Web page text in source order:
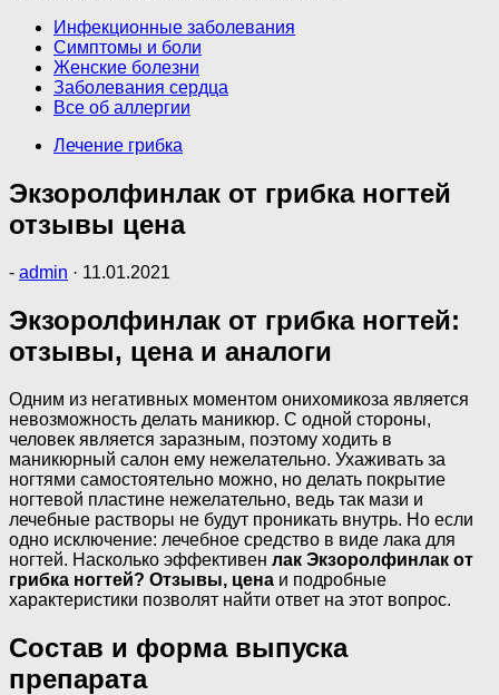
Инфекционные заболевания
Симптомы и боли
Женские болезни
Заболевания сердца
Все об аллергии
Лечение грибка
Экзоролфинлак от грибка ногтей
отзывы цена
- admin · 11.01.2021
Экзоролфинлак от грибка ногтей:
отзывы, цена и аналоги
Одним из негативных моментом онихомикоза является
невозможность делать маникюр. С одной стороны,
человек является заразным, поэтому ходить в
маникюрный салон ему нежелательно. Ухаживать за
ногтями самостоятельно можно, но делать покрытие
ногтевой пластине нежелательно, ведь так мази и
лечебные растворы не будут проникать внутрь. Но если
одно исключение: лечебное средство в виде лака для
ногтей. Насколько эффективен лак Экзоролфинлак от
грибка ногтей? Отзывы, цена и подробные
характеристики позволят найти ответ на этот вопрос.
Состав и форма выпуска
препарата